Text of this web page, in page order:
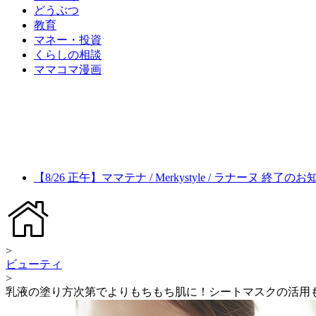
どうぶつ
教育
マネー・投資
くらしの相談
ママコマ漫画
【8/26 正午】ママテナ / Merkystyle / ラナーヌ 終了のお
>
ビューティ
>
乳液の塗り方次第でよりもちもち肌に！シートマスクの活用